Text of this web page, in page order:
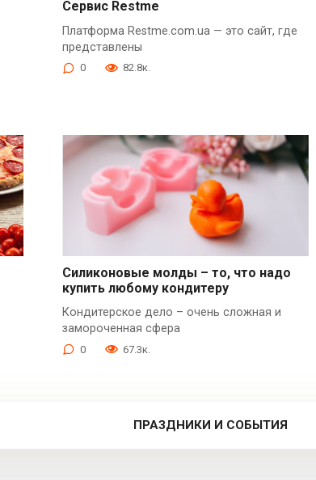
Сервис Restme
Платформа Restme.com.ua — это сайт, где
представлены
0 82.8к.
Силиконовые молды – то, что надо
купить любому кондитеру
Кондитерское дело – очень сложная и
замороченная сфера
0 67.3к.
ПРАЗДНИКИ И СОБЫТИЯ